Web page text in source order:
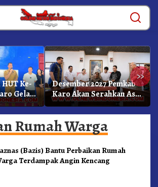
»
Ke-
Gelar
Desember 2027 Pemkab
Karo Akan Serahkan Aset
RSUD Kabanjahe Ke
Moderamen GBKP
Rumah Warga
(Bazis) Bantu Perbaikan Rumah
Terdampak Angin Kencang